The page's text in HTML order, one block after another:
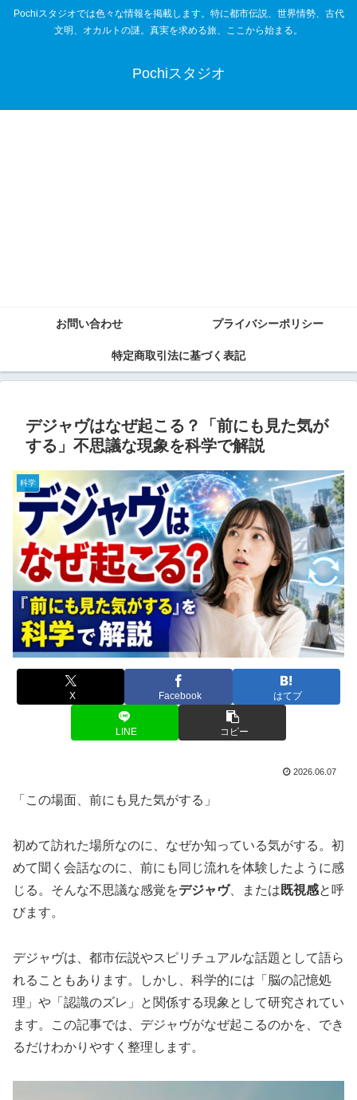
Pochiスタジオでは色々な情報を掲載します。特に都市伝説、世界情勢、古代
文明、オカルトの謎。真実を求める旅、ここから始まる。
Pochiスタジオ
お問い合わせ プライバシーポリシー
特定商取引法に基づく表記
デジャヴはなぜ起こる？「前にも見た気が
する」不思議な現象を科学で解説
科学
X Facebook はてブ
LINE コピー
2026.06.07
「この場面、前にも見た気がする」
初めて訪れた場所なのに、なぜか知っている気がする。初
めて聞く会話なのに、前にも同じ流れを体験したように感
じる。そんな不思議な感覚をデジャヴ、または 既視感と呼
びます。
デジャヴは、都市伝説やスピリチュアルな話題として語ら
れることもあります。しかし、科学的には「脳の記憶処
理」や「認識のズレ」と関係する現象として研究されてい
ます。この記事では、デジャヴがなぜ起こるのかを、でき
るだけわかりやすく整理します。